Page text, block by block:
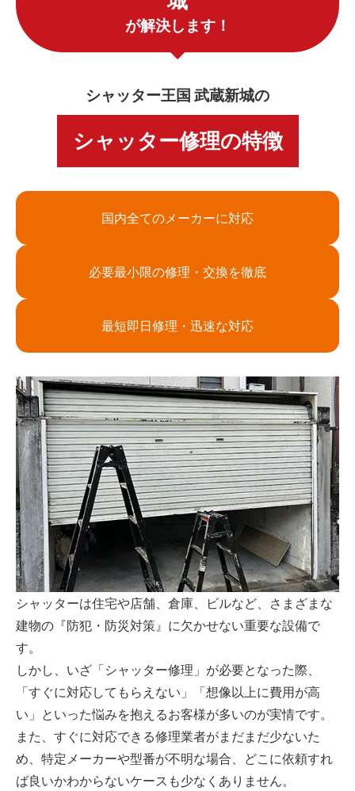
が解決します！
シャッター王国 武蔵新城の
シャッター修理の特徴
国内全てのメーカーに対応
必要最小限の修理・交換を徹底
最短即日修理・迅速な対応
シャッターは住宅や店舗、倉庫、ビルなど、さまざまな
建物の『防犯・防災対策』に欠かせない重要な設備で
す。
しかし、いざ「シャッター修理」が必要となった際、
「すぐに対応してもらえない」「想像以上に費用が高
い」といった悩みを抱えるお客様が多いのが実情です。
また、すぐに対応できる修理業者がまだまだ少ないた
め、特定メーカーや型番が不明な場合、どこに依頼すれ
ば良いかわからないケースも少なくありません。